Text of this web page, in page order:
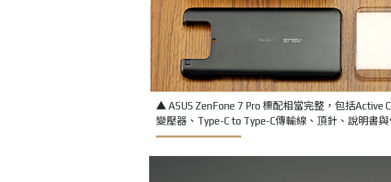
▲ ASUS ZenFone 7 Pro 標配相當完整，包括Active
變壓器、Type-C to Type-C傳輸線、頂針、說明書與